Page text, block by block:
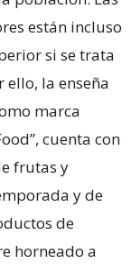
están incluso
si se trata
la enseña
marca
cuenta con
frutas y
y de
de
horneado a